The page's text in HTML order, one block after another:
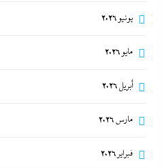
يونيو 2026
مايو 2026
أبريل 2026
مارس 2026
فبراير 2026